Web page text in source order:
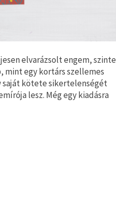
elvarázsolt engem, szinte
mint egy kortárs szellemes
saját kötete sikertelenségét
lesz. Még egy kiadásra